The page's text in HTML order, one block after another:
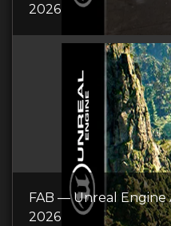
2026
FAB — Unreal Engine
2026